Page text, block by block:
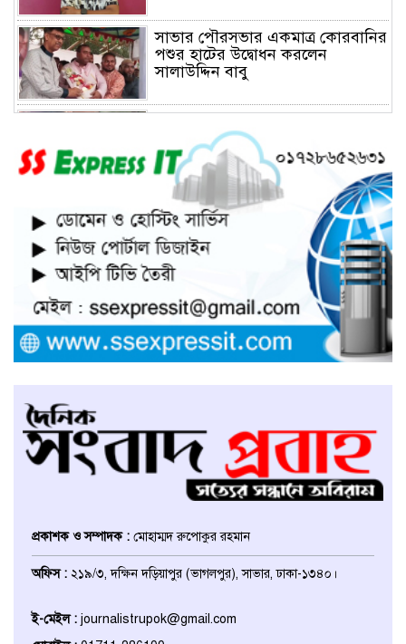
সাভার পৌরসভার একমাত্র কোরবানির
পশুর হাটের উদ্বোধন করলেন
সালাউদ্দিন বাবু
প্রতিষ্ঠানে হামলা চালিয়ে তালা ঝুলিয়ে
দিয়েছে সন্ত্রাসীরা
সাভারে নারী উদ্যোক্তার খামার ভাংচুর,
৫ লাখ টাকার ক্ষয়ক্ষতি
উভয়পক্ষের সমঝোতায় ধর্মঘট
প্রত্যাহার করায় সাভারের মুরগীর
বাজার স্বাভাবিক
আশুলিয়ায় চাঁদার টাকা হালাল করতে
পুলিশ কর্মকর্তাকে ফাঁসানোর অভিযোগ
ঢাকা জেলা উত্তর ছাত্রদলের সহ-
সভাপতি হলেন বাঁধন, বিভিন্ন মহলের
প্রকাশক ও সম্পাদক : মোহাম্মদ রুপোকুর রহমান
অফিস : ২১৯/৩, দক্ষিন দড়িয়াপুর (ভাগলপুর), সাভার, ঢাকা-১৩৪০।
ই-মেইল : journalistrupok@gmail.com